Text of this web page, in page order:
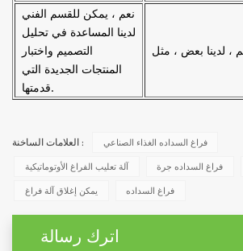
نعم ، يمكن للقسم الفني
لدينا المساعدة في تحليل
التصميم واختبار
المنتجات الجديدة التي
قدمتها.
العلامات الساخنة : فراغ السداده الغذاء الصناعي
آلة تعليب الفراغ الأوتوماتيكية فراغ السداده جرة
يمكن إغلاق آلة فراغ فراغ السداده
اترك رسالة